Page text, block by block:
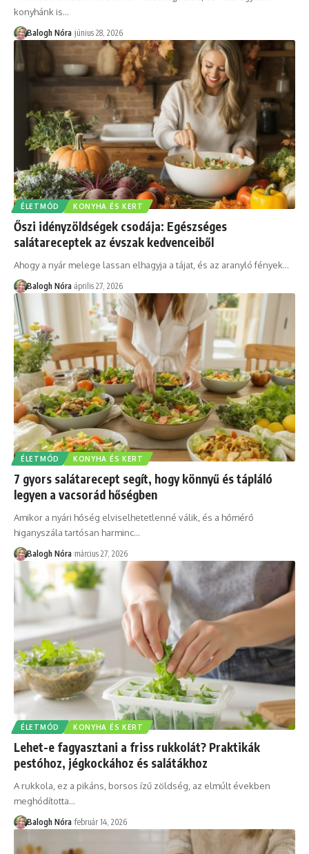
konyhánk is…
Balogh Nóra június 28, 2026
ÉLETMÓD KONYHA ÉS KERT
Őszi idényzöldségek csodája: Egészséges
salátareceptek az évszak kedvenceiből
Ahogy a nyár melege lassan elhagyja a tájat, és az aranyló fények…
Balogh Nóra április 27, 2026
ÉLETMÓD KONYHA ÉS KERT
7 gyors salátarecept segít, hogy könnyű és tápláló
legyen a vacsorád hőségben
Amikor a nyári hőség elviselhetetlenné válik, és a hőmérő
higanyszála tartósan harminc…
Balogh Nóra március 27, 2026
ÉLETMÓD KONYHA ÉS KERT
Lehet-e fagyasztani a friss rukkolát? Praktikák
pestóhoz, jégkockához és salátákhoz
A rukkola, ez a pikáns, borsos ízű zöldség, az elmúlt években
meghódította…
Balogh Nóra február 14, 2026